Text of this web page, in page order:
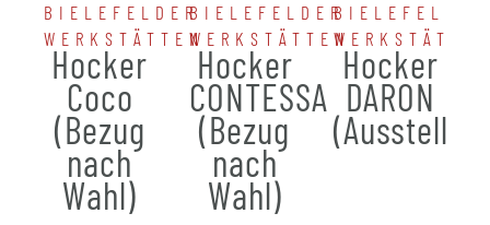
BIELEFELDER
WERKSTÄTTEN
Hocker
Coco
(Bezug
nach
Wahl)
BIELEFELDER
WERKSTÄTTEN
Hocker
CONTESSA
(Bezug
nach
Wahl)
BIELEFELDER
Hocker
DARON